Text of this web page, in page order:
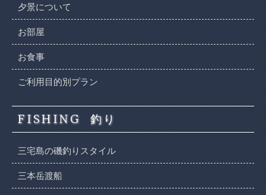
夕景について
お部屋
お食事
ご利用目的別プラン
FISHING 釣り
三宅島の磯釣りスタイル
三本岳渡船